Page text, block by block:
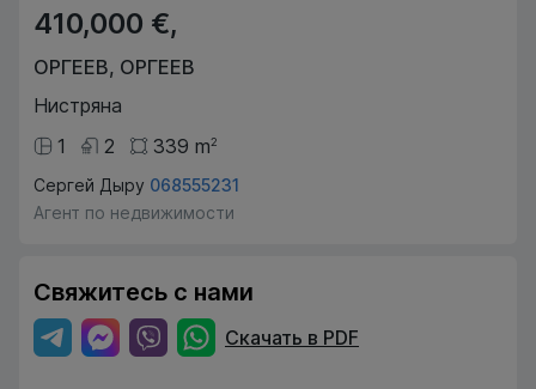
410,000 €,
ОРГЕЕВ, ОРГЕЕВ
Нистряна
1
2 339 m2
Сергей Дыру 068555231
Агент по недвижимости
Свяжитесь с нами
Скачать в PDF